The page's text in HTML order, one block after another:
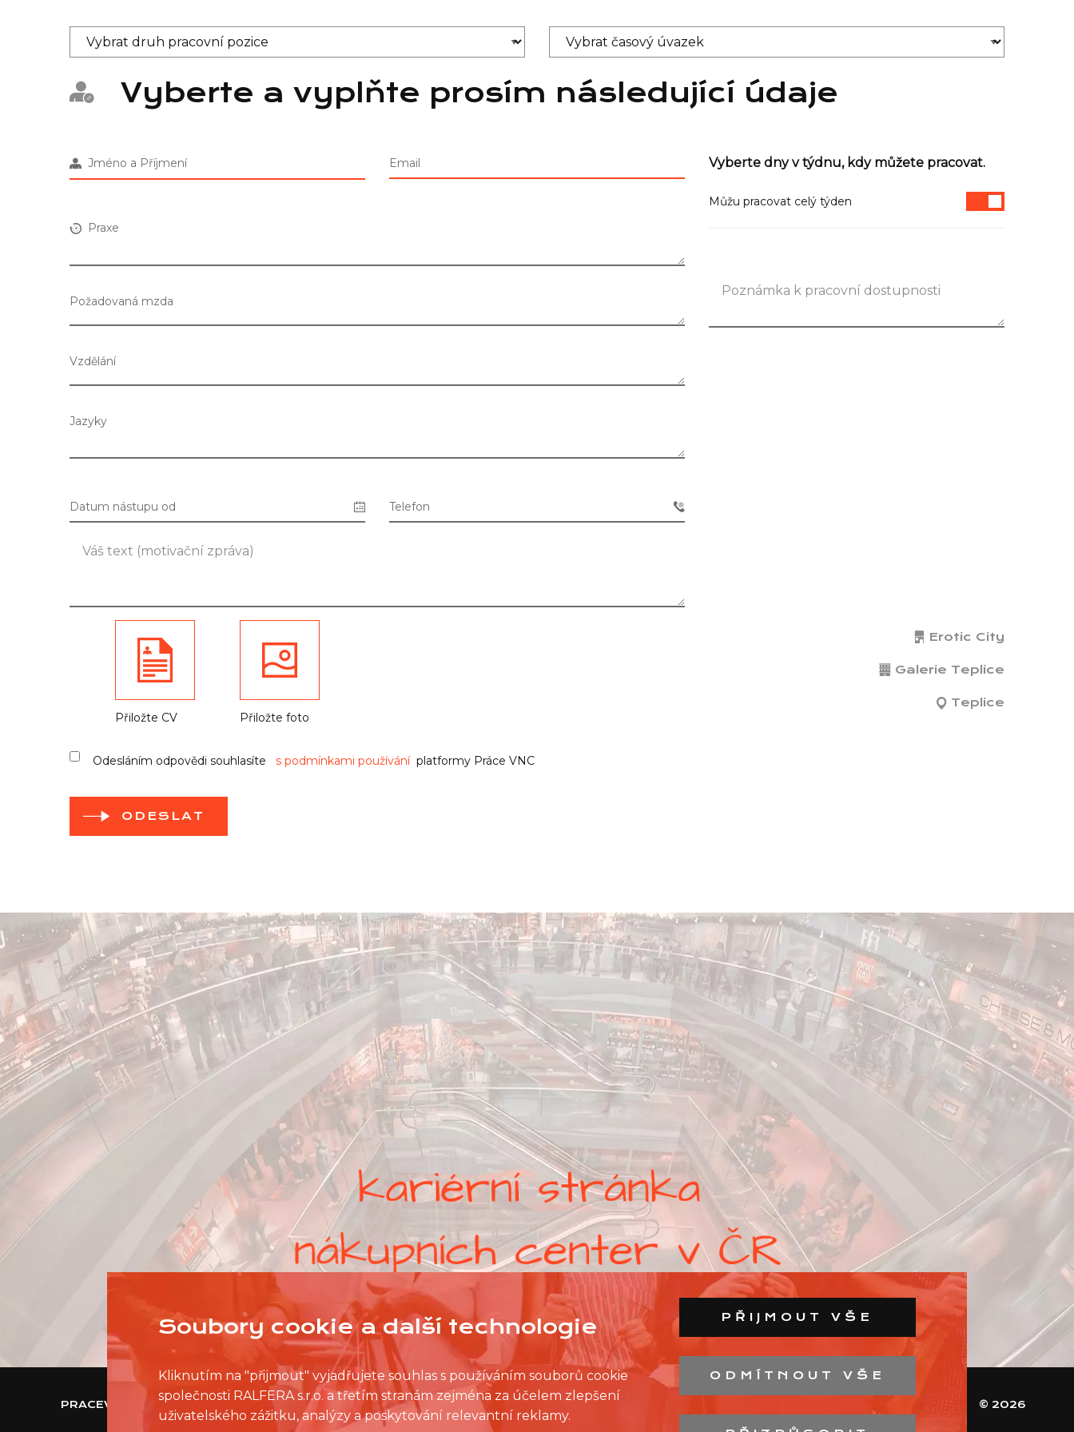
Vyberte a vyplňte prosím následující údaje
Jméno a Příjmení Email
Praxe
Požadovaná mzda
Vzdělání
Jazyky
Datum nástupu od Telefon
Vyberte dny v týdnu, kdy můžete pracovat.
Můžu pracovat celý týden
Přiložte CV Přiložte foto
Erotic City
Galerie Teplice
Teplice
Odesláním odpovědi souhlasíte s podmínkami používáníplatformy Práce VNC
ODESLAT
PRACEVNAKUPNIMCENTRU.CZ SEZNAM PRODEJEN SEZNAM NC
OCHRANA OSOBNÍCH ÚDAJŮ
© 2026
Soubory cookie a další technologie
Kliknutím na "přijmout" vyjadřujete souhlas s používáním souborů cookie
společnosti RALFERA s.r.o. a třetím stranám zejména za účelem zlepšení
uživatelského zážitku, analýzy a poskytování relevantní reklamy.
PŘIJMOUT VŠE
ODMÍTNOUT VŠE